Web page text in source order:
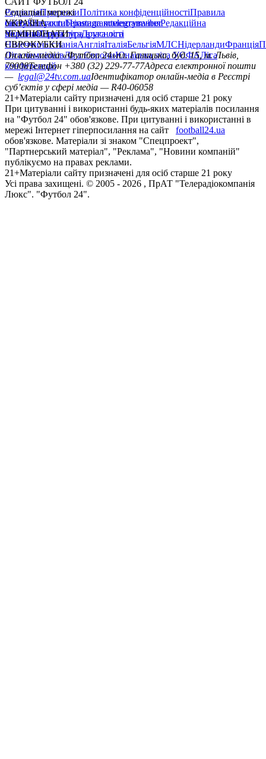
РедакціяПрогнозиПолітика конфіденційностіПравила
сайтуКонтактиПравила коментуванняРедакційна
політикаСтруктура власності
Соціальні мережі
facebookxyoutubeinstagramtelegramviber
УКРАЇНА
УкраїнаПерша лігаДруга ліга
ЧЕМПІОНАТИ
НімеччинаІспаніяАнгліяІталіяБельгіяМЛСНідерландиФранція
ЄВРОКУБКИ
Ліга чемпіонівЛіга ЄвропиЮнацька ліга УЄФАЛіга
конференцій
Онлайн-медіа «Футбол 24»пл. Галицька, буд. 15, м. Львів,
79008Телефон +380 (32) 229-77-77Адреса електронної пошти
— legal@24tv.com.uaІдентифікатор онлайн-медіа в Реєстрі
суб’єктів у сфері медіа — R40-06058
21+Матеріали сайту призначені для осіб старше 21 року
При цитуванні і використанні будь-яких матеріалів посилання
на "Футбол 24" обов'язкове. При цитуванні і використанні в
мережі Інтернет гіперпосилання на сайт
football24.ua
обов'язкове. Матеріали зі знаком "Спецпроект",
"Партнерський матеріал", "Реклама", "Новини компаній"
публікуємо на правах реклами.
21+Матеріали сайту призначені для осіб старше 21 року
Усi права захищенi. © 2005 - 2026 , ПрАТ "Телерадіокомпанія
Люкс". "Футбол 24".